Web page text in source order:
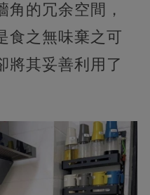
角的冗余空間，
食之無味棄之可
將其妥善利用了